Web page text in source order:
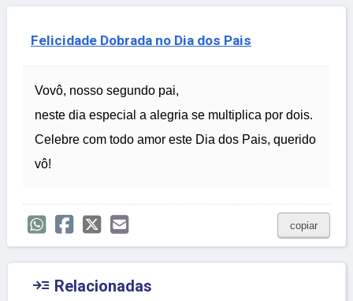
Felicidade Dobrada no Dia dos Pais
Vovô, nosso segundo pai,
neste dia especial a alegria se multiplica por dois.
Celebre com todo amor este Dia dos Pais, querido
vô!
copiar
 Relacionadas